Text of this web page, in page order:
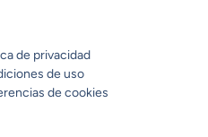
de privacidad
de uso
de cookies